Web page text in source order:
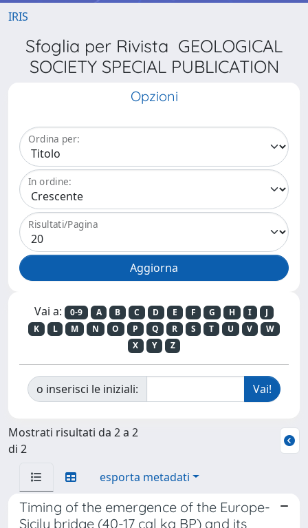
IRIS
Sfoglia per Rivista GEOLOGICAL
SOCIETY SPECIAL PUBLICATION
Opzioni
Ordina per:
In ordine:
Risultati/Pagina
Vai a: 0-9 A B C D E F G H I
J
K
L M N O P Q R S T U V
W
X
Y Z
o inserisci le iniziali:
Mostrati risultati da 2 a 2
di 2
esporta metadati
Timing of the emergence of the Europe-
Sicily bridge (40-17 cal ka BP) and its